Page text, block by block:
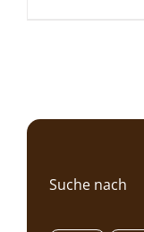
Suche nach